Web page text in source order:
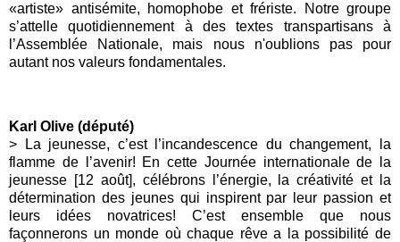
«artiste» antisémite, homophobe et frériste. Notre groupe
s’attelle quotidiennement à des textes transpartisans à
l’Assemblée Nationale, mais nous n'oublions pas pour
autant nos valeurs fondamentales.
Karl Olive (député)
>
La jeunesse, c’est l’incandescence du changement, la
flamme de l’avenir! En cette Journée internationale de la
jeunesse [12 août], célébrons l’énergie, la créativité et la
détermination des jeunes qui inspirent par leur passion et
leurs idées novatrices! C’est ensemble que nous
façonnerons un monde où chaque rêve a la possibilité de